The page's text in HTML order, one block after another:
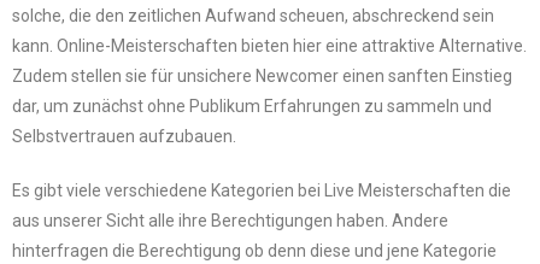
solche, die den zeitlichen Aufwand scheuen, abschreckend sein
kann. Online-Meisterschaften bieten hier eine attraktive Alternative.
Zudem stellen sie für unsichere Newcomer einen sanften Einstieg
dar, um zunächst ohne Publikum Erfahrungen zu sammeln und
Selbstvertrauen aufzubauen.
Es gibt viele verschiedene Kategorien bei Live Meisterschaften die
aus unserer Sicht alle ihre Berechtigungen haben. Andere
hinterfragen die Berechtigung ob denn diese und jene Kategorie